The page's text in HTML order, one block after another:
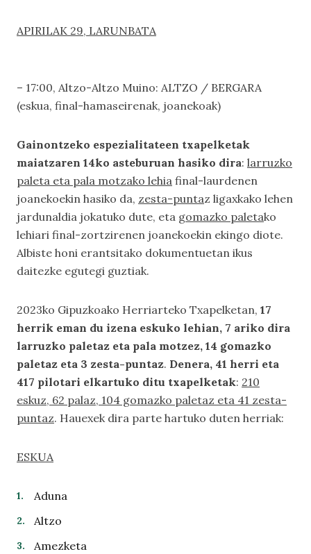
APIRILAK 29, LARUNBATA
– 17:00, Altzo-Altzo Muino: ALTZO / BERGARA
(eskua, final-hamaseirenak, joanekoak)
Gainontzeko espezialitateen txapelketak
maiatzaren 14ko asteburuan hasiko dira: larruzko
paleta eta pala motzako lehia final-laurdenen
joanekoekin hasiko da, zesta-puntaz ligaxkako lehen
jardunaldia jokatuko dute, eta gomazko paletako
lehiari final-zortzirenen joanekoekin ekingo diote.
Albiste honi erantsitako dokumentuetan ikus
daitezke egutegi guztiak.
2023ko Gipuzkoako Herriarteko Txapelketan, 17
herrik eman du izena eskuko lehian, 7 ariko dira
larruzko paletaz eta pala motzez, 14 gomazko
paletaz eta 3 zesta-puntaz. Denera, 41 herri eta
417 pilotari elkartuko ditu txapelketak: 210
eskuz, 62 palaz, 104 gomazko paletaz eta 41 zesta-
puntaz. Hauexek dira parte hartuko duten herriak:
ESKUA
Aduna
Altzo
Amezketa